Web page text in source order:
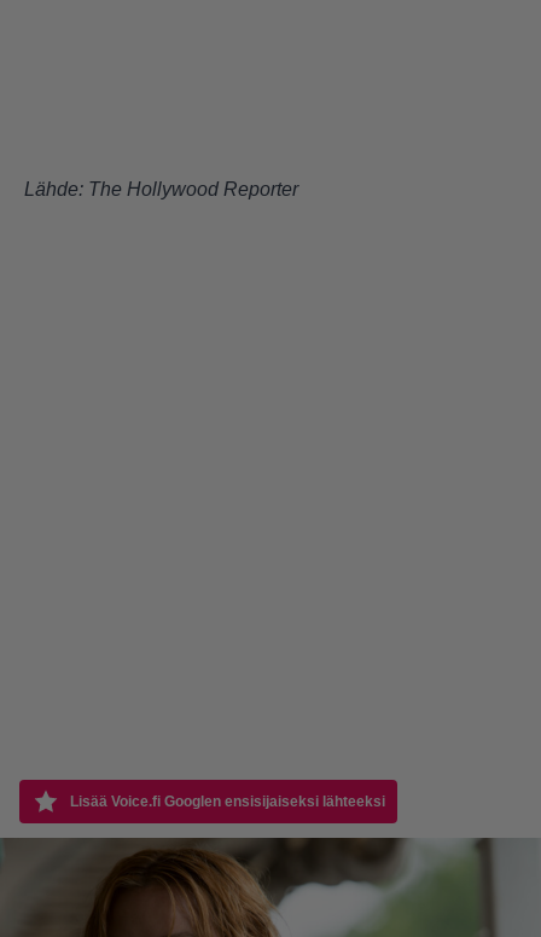
Lähde: The Hollywood Reporter
Lisää Voice.fi Googlen ensisijaiseksi lähteeksi